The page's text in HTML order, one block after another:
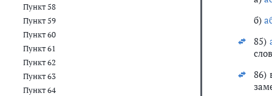
Пункт 58
Пункт 59
Пункт 60
Пункт 61
Пункт 62
Пункт 63
Пункт 64
б)
85)
86)